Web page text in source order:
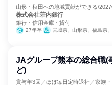
山形・秋田への地域貢献ができる/
株式会社荘内銀行
銀行・信用金庫・貸付
27年卒 宮城県、山形県、福島県、東
JAグループ熊本の総合職(
ど)
賞与年3回／ほぼ毎日定時退社／家族